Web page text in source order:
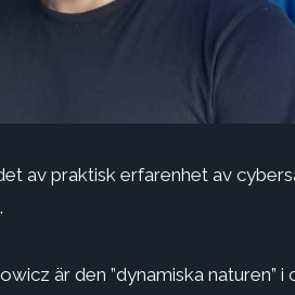
av praktisk erfarenhet av
är den ”dynamiska naturen”